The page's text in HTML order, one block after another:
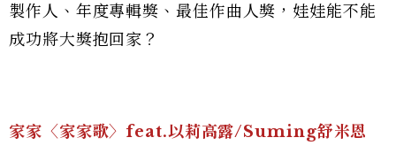
製作人、年度專輯獎、最佳作曲人獎，娃娃能不能
成功將大獎抱回家？
家家〈家家歌〉feat.以莉高露/Suming舒米恩